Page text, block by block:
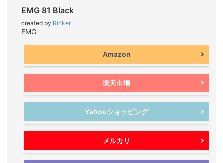
EMG 81 Black
created by Rinker
EMG
Amazon
楽天市場
Yahooショッピング
メルカリ